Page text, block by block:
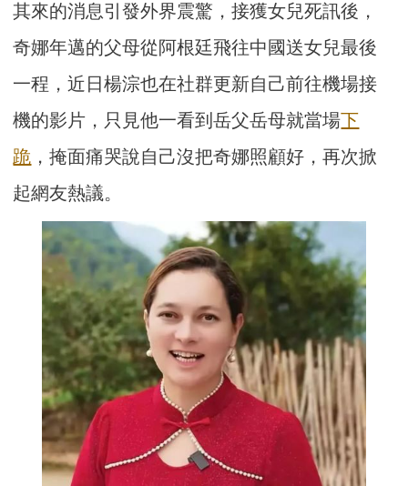
其來的消息引發外界震驚，接獲女兒死訊後，
奇娜年邁的父母從阿根廷飛往中國送女兒最後
一程，近日楊淙也在社群更新自己前往機場接
機的影片，只見他一看到岳父岳母就當場下
跪 ，掩面痛哭說自己沒把奇娜照顧好，再次掀
起網友熱議。